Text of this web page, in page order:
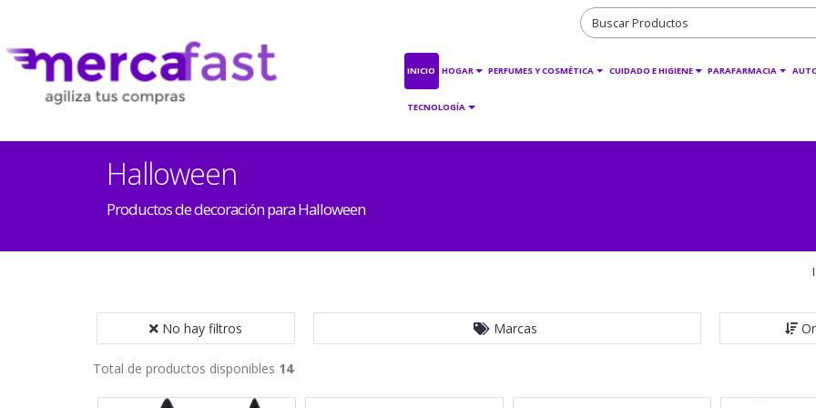
INICIO HOGAR PERFUMES Y COSMÉTICA CUIDADO E HIGIENE PARAFARMACIA
TECNOLOGÍA
Halloween
Productos de decoración para Halloween
No hay filtros Marcas
Total de productos disponibles 14